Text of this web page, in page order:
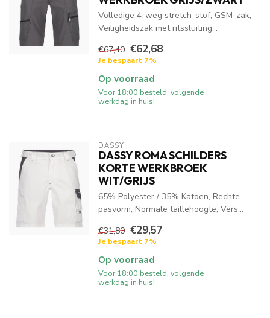
Volledige 4-weg stretch-stof, GSM-zak,
Veiligheidszak met ritssluiting...
€67,40 €62,68
Je bespaart 7%
Op voorraad
Voor 18:00 besteld, volgende
werkdag in huis!
DASSY
DASSY ROMA SCHILDERS
KORTE WERKBROEK
WIT/GRIJS
65% Polyester / 35% Katoen, Rechte
pasvorm, Normale taillehoogte, Vers...
€31,80 €29,57
Je bespaart 7%
Op voorraad
Voor 18:00 besteld, volgende
werkdag in huis!